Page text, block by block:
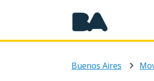
Buenos Aires